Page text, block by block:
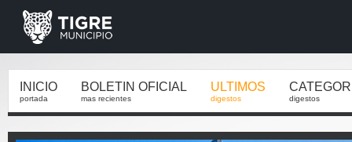
INICIO
portada
BOLETIN OFICIAL
mas recientes
ULTIMOS
digestos digestos